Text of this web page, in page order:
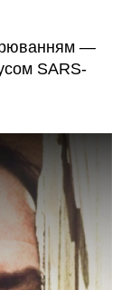
—
SARS-